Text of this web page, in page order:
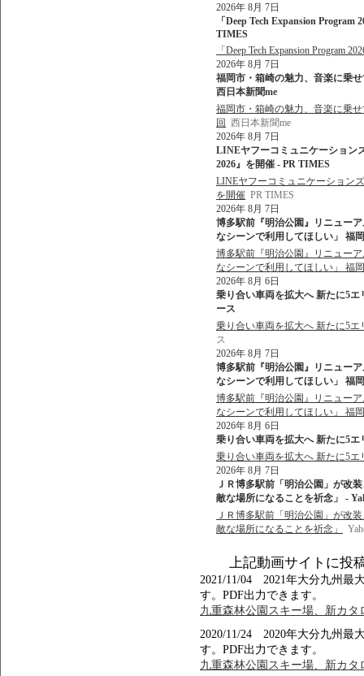
2026年 8月 7日
「Deep Tech Expansion
TIMES
「Deep Tech Expansion Program
2026年 8月 7日
福岡市・箱崎の魅力、音楽に乗
西日本新聞me
福岡市・箱崎の魅力、音楽に乗
回 西日本新聞me
2026年 8月 7日
LINEヤフーコミュニケーション
2026』を開催 - PR TIMES
LINEヤフーコミュニケーション
を開催 PR TIMES
2026年 8月 7日
博多駅前『明治公園』リニュー
なシーンで利用してほしい」 福
博多駅前『明治公園』リニュー
なシーンで利用してほしい」 福
2026年 8月 6日
乗り合い車両を拡大へ 新たに5エ
ース
乗り合い車両を拡大へ 新たに5
ス
2026年 8月 7日
博多駅前『明治公園』リニュー
なシーンで利用してほしい」 福
博多駅前『明治公園』リニュー
なシーンで利用してほしい」 福
2026年 8月 6日
乗り合い車両を拡大へ 新たに5エ
乗り合い車両を拡大へ 新たに5
2026年 8月 7日
ＪＲ博多駅前「明治公園」が改
敵な場所になることを祈念」 -
ＪＲ博多駅前「明治公園」が改
敵な場所になることを祈念」
上記動画サイトに投
2021/11/04 2021年大分九州最
す。PDF出力できます。
九重森林公園スキー場、新カタ
2020/11/24 2020年大分九州最
す。PDF出力できます。
九重森林公園スキー場、新カタ